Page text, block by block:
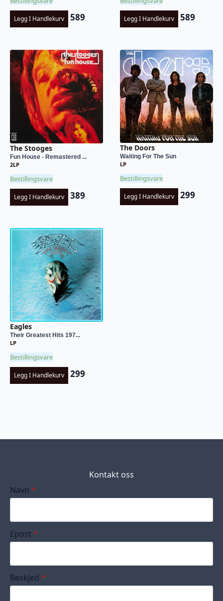
Legg I Handlekurv 589 Legg I Handlekurv 589
The Stooges
Fun House - Remastered ...
2LP
Bestillingsvare
Legg I Handlekurv 389
The Doors
Waiting For The Sun
LP
Bestillingsvare
Legg I Handlekurv 299
Eagles
Their Greatest Hits 197...
LP
Bestillingsvare
Legg I Handlekurv 299
Kontakt oss
Navn *
Epost *
Beskjed *